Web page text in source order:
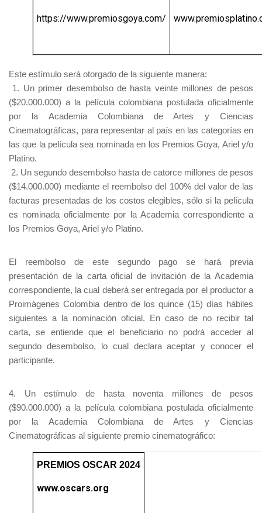
https://www.premiosgoya.com/
Este estímulo será otorgado de la siguiente manera:
1. Un primer desembolso de hasta veinte millones de pesos
($20.000.000) a la película colombiana postulada oficialmente
por la Academia Colombiana de Artes y Ciencias
Cinematográficas, para representar al país en las categorías en
las que la película sea nominada en los Premios Goya, Ariel y/o
Platino.
2. Un segundo desembolso hasta de catorce millones de pesos
($14.000.000) mediante el reembolso del 100% del valor de las
facturas presentadas de los costos elegibles, sólo si la película
es nominada oficialmente por la Academia correspondiente a
los Premios Goya, Ariel y/o Platino.
El reembolso de este segundo pago se hará previa
presentación de la carta oficial de invitación de la Academia
correspondiente, la cual deberá ser entregada por el productor a
Proimágenes Colombia dentro de los quince (15) días hábiles
siguientes a la nominación oficial. En caso de no recibir tal
carta, se entiende que el beneficiario no podrá acceder al
segundo desembolso, lo cual declara aceptar y conocer el
participante.
4. Un estímulo de hasta noventa millones de pesos
($90.000.000) a la película colombiana postulada oficialmente
por la Academia Colombiana de Artes y Ciencias
Cinematográficas al siguiente premio cinematográfico:
PREMIOS OSCAR 2024
www.oscars.org